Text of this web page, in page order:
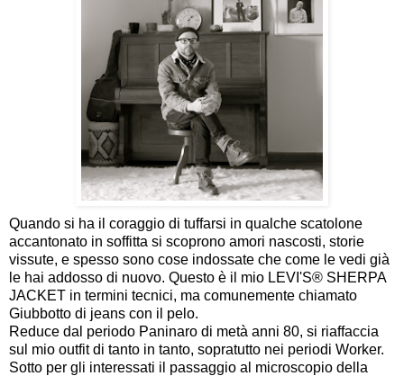
Quando si ha il coraggio di tuffarsi in qualche scatolone
accantonato in soffitta si scoprono amori nascosti, storie
vissute, e spesso sono cose indossate che come le vedi già
le hai addosso di nuovo. Questo è il mio LEVI'S® SHERPA
JACKET in termini tecnici, ma comunemente chiamato
Giubbotto di jeans con il pelo.
Reduce dal periodo Paninaro di metà anni 80, si riaffaccia
sul mio outfit di tanto in tanto, sopratutto nei periodi Worker.
Sotto per gli interessati il passaggio al microscopio della